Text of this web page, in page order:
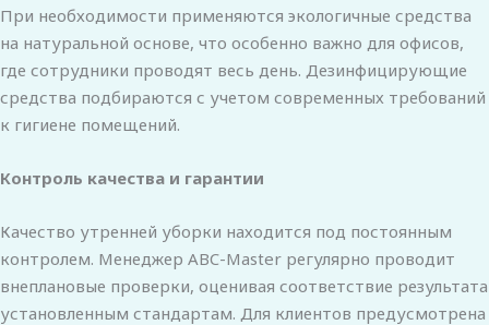
При необходимости применяются экологичные средства
на натуральной основе, что особенно важно для офисов,
где сотрудники проводят весь день. Дезинфицирующие
средства подбираются с учетом современных требований
к гигиене помещений.
Контроль качества и гарантии
Качество утренней уборки находится под постоянным
контролем. Менеджер ABC-Master регулярно проводит
внеплановые проверки, оценивая соответствие результата
установленным стандартам. Для клиентов предусмотрена